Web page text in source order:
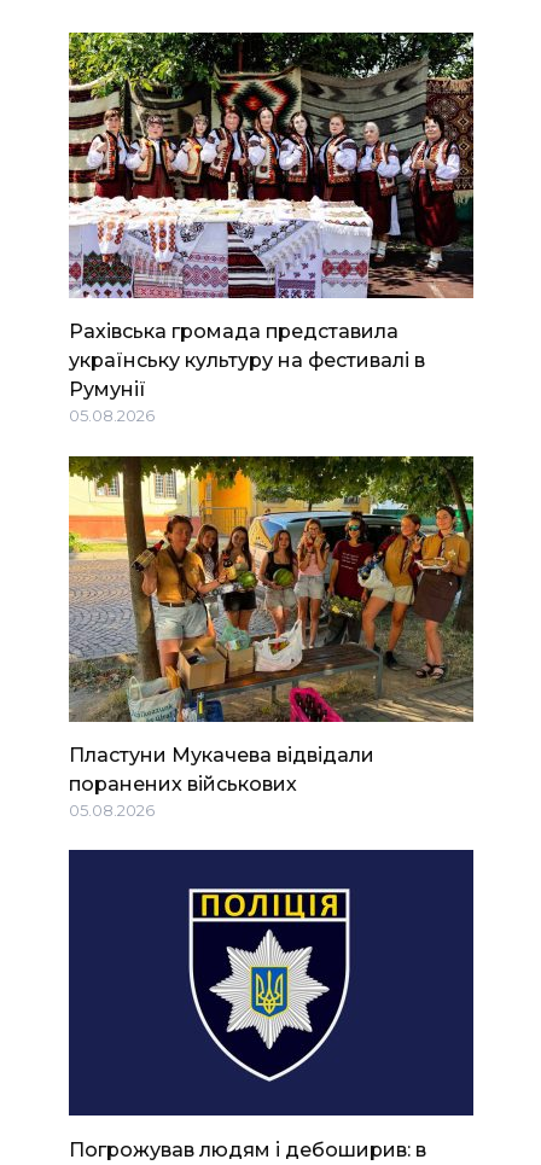
Рахівська громада представила
українську культуру на фестивалі в
Румунії
05.08.2026
Пластуни Мукачева відвідали
поранених військових
05.08.2026
Погрожував людям і дебоширив: в